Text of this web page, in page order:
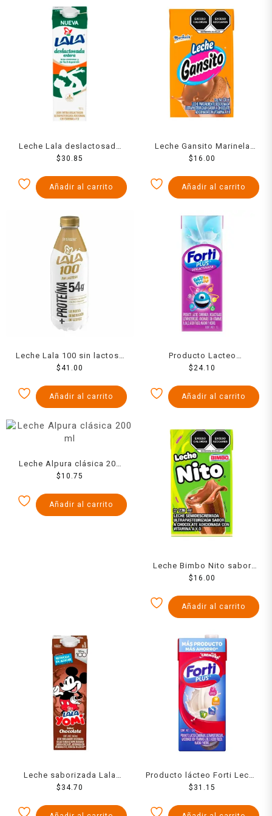
Leche Lala deslactosada
entera de 1 l
$ 30.85
Añadir al carrito
Leche Gansito Marinela
sabor chocolate 236 ml
$16.00
Añadir al carrito
Leche Lala 100 sin lactosa
proteína 1 l
$41.00
Añadir al carrito
Producto Lacteo
Combinado Forti
$24.10
Añadir al carrito
Leche Alpura clásica 200
ml
$10.75
Añadir al carrito
Leche Bimbo Nito sabor
chocolate 236 ml
$16.00
Añadir al carrito
Leche saborizada Lala
Yomi chocolate 960 ml
$ 34.70
Producto lácteo Forti Leche
1.5 l
$ 31.15